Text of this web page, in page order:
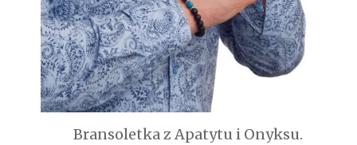
Bransoletka z Apatytu i Onyksu.